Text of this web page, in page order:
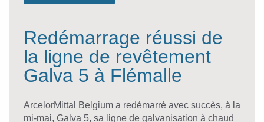
Redémarrage réussi de
la ligne de revêtement
Galva 5 à Flémalle
ArcelorMittal Belgium a redémarré avec succès, à la
mi-mai, Galva 5, sa ligne de galvanisation à chaud